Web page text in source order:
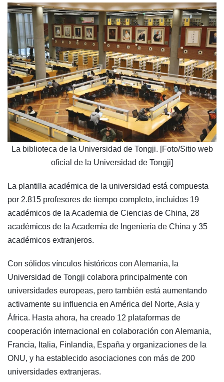
La biblioteca de la Universidad de Tongji. [Foto/Sitio web
oficial de la Universidad de Tongji]
La plantilla académica de la universidad está compuesta
por 2.815 profesores de tiempo completo, incluidos 19
académicos de la Academia de Ciencias de China, 28
académicos de la Academia de Ingeniería de China y 35
académicos extranjeros.
Con sólidos vínculos históricos con Alemania, la
Universidad de Tongji colabora principalmente con
universidades europeas, pero también está aumentando
activamente su influencia en América del Norte, Asia y
África. Hasta ahora, ha creado 12 plataformas de
cooperación internacional en colaboración con Alemania,
Francia, Italia, Finlandia, España y organizaciones de la
ONU, y ha establecido asociaciones con más de 200
universidades extranjeras.